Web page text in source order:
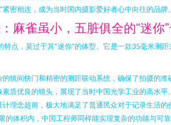
紧密相连，成为当时国内摄影爱好者心中向往的品牌。
麻雀虽小，五脏俱全的“迷你
特点，莫过于其“迷你”的体型。它是一款35毫米测
的镜间快门和精密的测距联动系统，确保了拍摄的准
素质优良的镜头，展现了当时中国光学工业的高水平。
计理念超前，极大地满足了普通民众对于记录生活
的体积内，中国工程师同样能实现复杂的功能与可靠